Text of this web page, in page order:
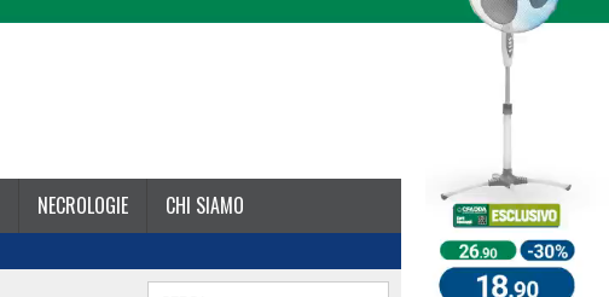
NECROLOGIE CHI SIAMO